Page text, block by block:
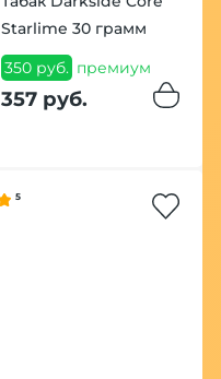
Starlime 30 грамм
350 руб. премиум
357 руб.
5